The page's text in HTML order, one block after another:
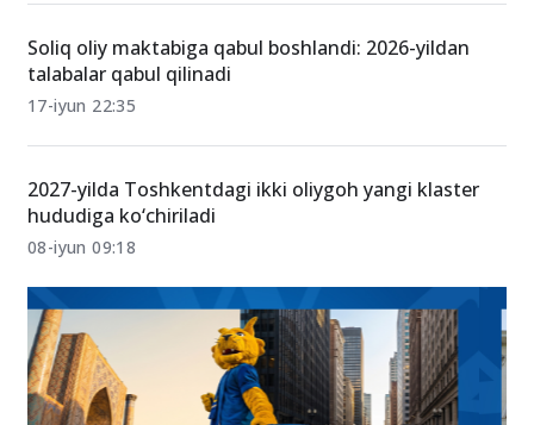
Soliq oliy maktabiga qabul boshlandi: 2026-yildan
talabalar qabul qilinadi
17-iyun 22:35
2027-yilda Toshkentdagi ikki oliygoh yangi klaster
hududiga ko‘chiriladi
08-iyun 09:18